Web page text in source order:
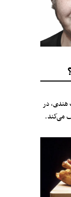
هندی، در
می‌کند.